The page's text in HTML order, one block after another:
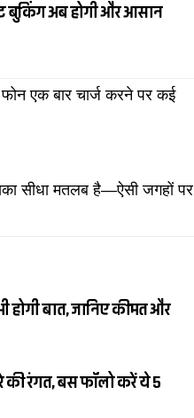
बुकिंग अब होगी और आसान
फोन एक बार चार्ज करने पर कई
सीधा मतलब है—ऐसी जगहों पर
होगी बात, जानिए कीमत और
की रंगत, बस फॉलो करें ये 5